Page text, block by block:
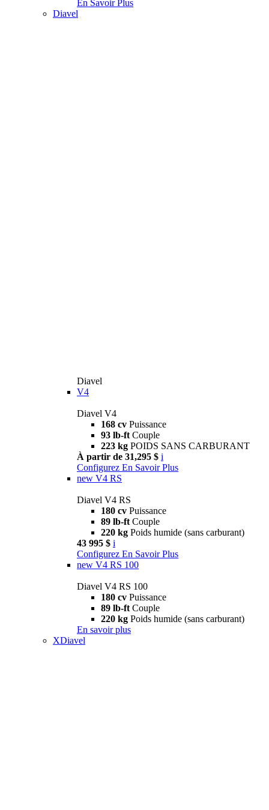
En Savoir Plus
Diavel
Diavel
V4
Diavel V4
168 cv Puissance
93 lb-ft Couple
223 kg POIDS SANS CARBURANT
À partir de 31,295 $ i
Configurez En Savoir Plus
new V4 RS
Diavel V4 RS
180 cv Puissance
89 lb-ft Couple
220 kg Poids humide (sans carburant)
43 995 $ i
Configurez En Savoir Plus
new V4 RS 100
Diavel V4 RS 100
180 cv Puissance
89 lb-ft Couple
220 kg Poids humide (sans carburant)
En savoir plus
XDiavel